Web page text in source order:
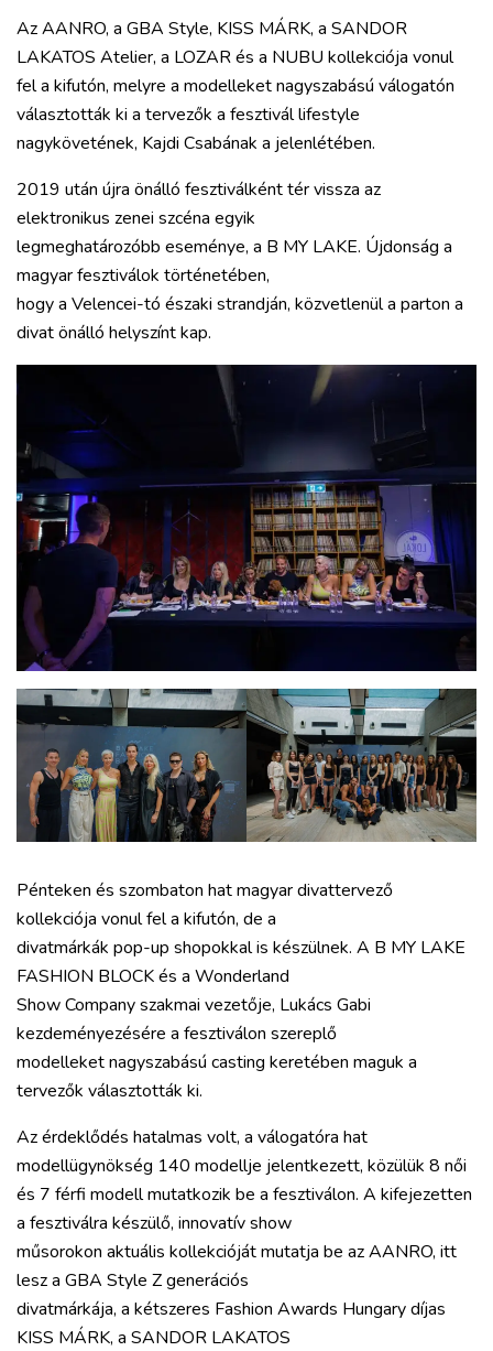
Az AANRO, a GBA Style, KISS MÁRK, a SANDOR
LAKATOS Atelier, a LOZAR és a NUBU kollekciója vonul
fel a kifutón, melyre a modelleket nagyszabású válogatón
választották ki a tervezők a fesztivál lifestyle
nagykövetének, Kajdi Csabának a jelenlétében.
2019 után újra önálló fesztiválként tér vissza az
elektronikus zenei szcéna egyik
legmeghatározóbb eseménye, a B MY LAKE. Újdonság a
magyar fesztiválok történetében,
hogy a Velencei-tó északi strandján, közvetlenül a parton a
divat önálló helyszínt kap.
Pénteken és szombaton hat magyar divattervező
kollekciója vonul fel a kifutón, de a
divatmárkák pop-up shopokkal is készülnek. A B MY LAKE
FASHION BLOCK és a Wonderland
Show Company szakmai vezetője, Lukács Gabi
kezdeményezésére a fesztiválon szereplő
modelleket nagyszabású casting keretében maguk a
tervezők választották ki.
Az érdeklődés hatalmas volt, a válogatóra hat
modellügynökség 140 modellje jelentkezett, közülük 8 női
és 7 férfi modell mutatkozik be a fesztiválon. A kifejezetten
a fesztiválra készülő, innovatív show
műsorokon aktuális kollekcióját mutatja be az AANRO, itt
lesz a GBA Style Z generációs
divatmárkája, a kétszeres Fashion Awards Hungary díjas
KISS MÁRK, a SANDOR LAKATOS